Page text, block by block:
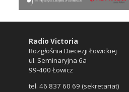
Radio Victoria
Rozgłośnia Diecezji Łowickiej
ul. Seminaryjna 6a
99-400 Łowicz
tel. 46 837 60 69 (sekretariat)